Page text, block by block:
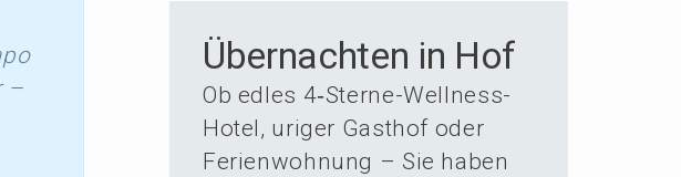
–
Über­nachten in Hof
Ob edles 4‑Ster­ne-Wellness-
Hotel, uriger Gasthof oder
Ferien­woh­nung – Sie haben